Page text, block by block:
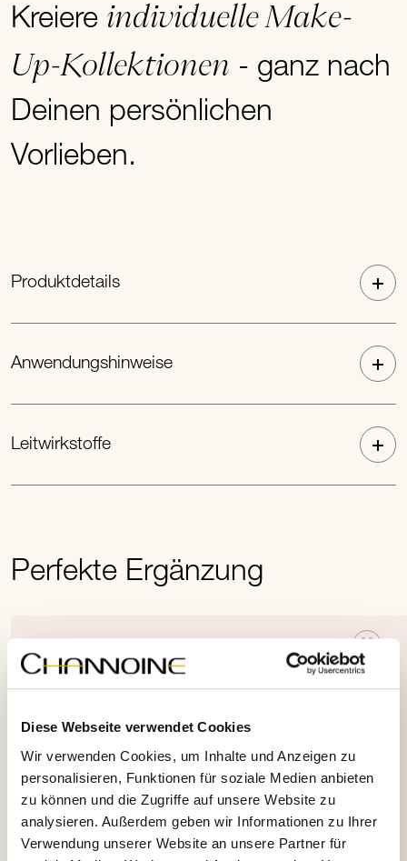
Diese Webseite verwendet Cookies
Wir verwenden Cookies, um Inhalte und Anzeigen zu
personalisieren, Funktionen für soziale Medien anbieten
zu können und die Zugriffe auf unsere Website zu
analysieren. Außerdem geben wir Informationen zu Ihrer
Verwendung unserer Website an unsere Partner für
Kreiere individuelle Make-
Up-Kollektionen - ganz nach
Deinen persönlichen
Vorlieben.
Produktdetails
Anwendungshinweise
Leitwirkstoffe
Perfekte Ergänzung